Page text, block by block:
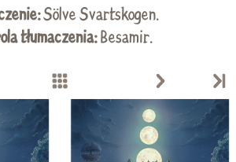
Sölve Svartskogen.
tłumaczenia:Besamir.